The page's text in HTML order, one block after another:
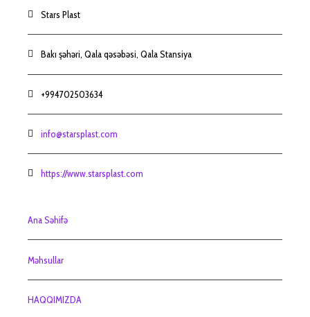
Stars Plast
Bakı şəhəri, Qala qəsəbəsi, Qala Stansiya
+994702503634
info@starsplast.com
https://www.starsplast.com
Ana Səhifə
Məhsullar
HAQQIMIZDA